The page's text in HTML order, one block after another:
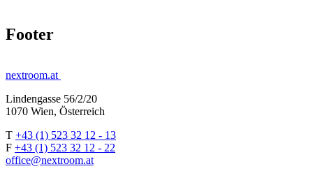
Footer
nextroom.at
Lindengasse 56/2/20
1070 Wien, Österreich
T +43 (1) 523 32 12 - 13
F +43 (1) 523 32 12 - 22
office@nextroom.at